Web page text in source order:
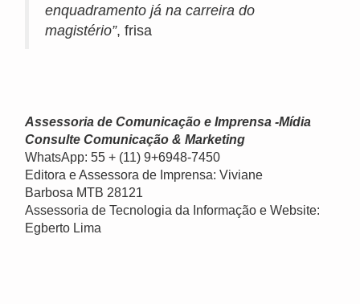
enquadramento já na carreira do
magistério”, frisa
Assessoria de Comunicação e Imprensa -Mídia
Consulte Comunicação & Marketing
WhatsApp: 55 + (11) 9+6948-7450
Editora e Assessora de Imprensa: Viviane
Barbosa MTB 28121
Assessoria de Tecnologia da Informação e Website:
Egberto Lima